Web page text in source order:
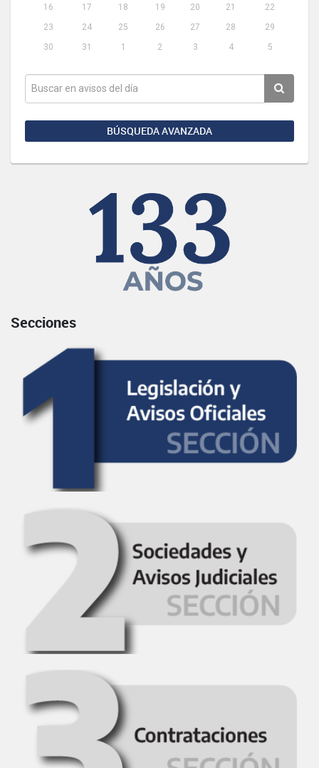
16
17 18 19 20 21
22
23
24 25 26 27 28
29
30
31 1 2 3 4 5
BÚSQUEDA AVANZADA
Secciones